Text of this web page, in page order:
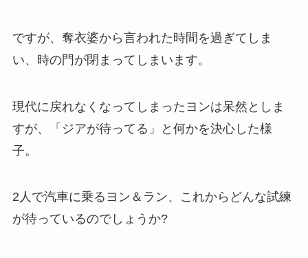
ですが、奪衣婆から言われた時間を過ぎてしま
い、時の門が閉まってしまいます。
現代に戻れなくなってしまったヨンは呆然としま
すが、「ジアが待ってる」と何かを決心した様
子。
2人で汽車に乗るヨン＆ラン、これからどんな試練
が待っているのでしょうか?